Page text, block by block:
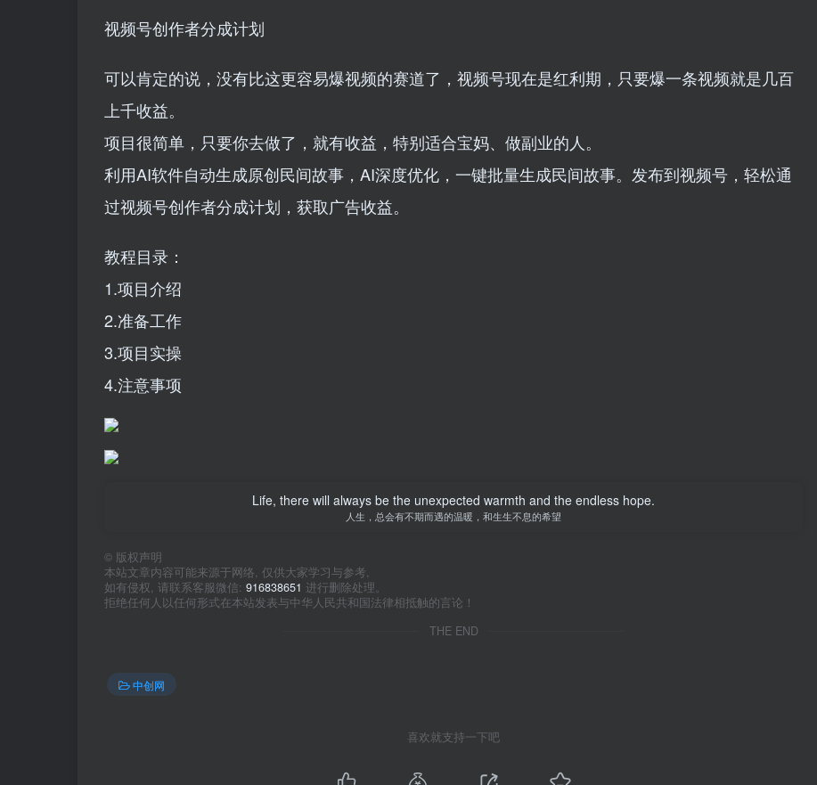
视频号创作者分成计划
可以肯定的说，没有比这更容易爆视频的赛道了，视频号现在是红利期，只要爆一条视频就是几百
上千收益。
项目很简单，只要你去做了，就有收益，特别适合宝妈、做副业的人。
利用AI软件自动生成原创民间故事，AI深度优化，一键批量生成民间故事。发布到视频号，轻松通
过视频号创作者分成计划，获取广告收益。
教程目录：
1.项目介绍
2.准备工作
3.项目实操
4.注意事项
Life, there will always be the unexpected warmth and the endless hope.
人生，总会有不期而遇的温暖，和生生不息的希望
© 版权声明
本站文章内容可能来源于网络, 仅供大家学习与参考,
如有侵权, 请联系客服微信: 916838651 进行删除处理。
拒绝任何人以任何形式在本站发表与中华人民共和国法律相抵触的言论！
THE END
中创网
喜欢就支持一下吧